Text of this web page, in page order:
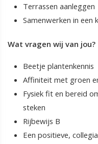
Terrassen aanleggen
Samenwerken in een
Wat vragen wij van jou?
Beetje plantenkennis
Affiniteit met groen
Fysiek fit en bereid
steken
Rijbewijs B
Een positieve,